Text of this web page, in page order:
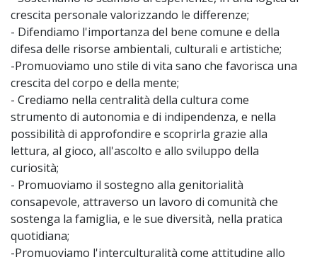
crescita personale valorizzando le differenze;
- Difendiamo l'importanza del bene comune e della
difesa delle risorse ambientali, culturali e artistiche;
-Promuoviamo uno stile di vita sano che favorisca una
crescita del corpo e della mente;
- Crediamo nella centralità della cultura come
strumento di autonomia e di indipendenza, e nella
possibilità di approfondire e scoprirla grazie alla
lettura, al gioco, all'ascolto e allo sviluppo della
curiosità;
- Promuoviamo il sostegno alla genitorialità
consapevole, attraverso un lavoro di comunità che
sostenga la famiglia, e le sue diversità, nella pratica
quotidiana;
-Promuoviamo l'interculturalità come attitudine allo